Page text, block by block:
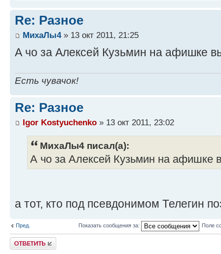
Re: Разное
МихаЛы4» 13 окт 2011, 21:25
А чо за Алексей Кузьмин на афишке
Есть чувачок!
Re: Разное
Igor Kostyuchenko » 13 окт 2011, 23:02
МихаЛы4 писал(а):
А чо за Алексей Кузьмин на афишке
а тот, кто под псевдонимом Телегин
Пред. Показать сообщения за: Поле
Ответить